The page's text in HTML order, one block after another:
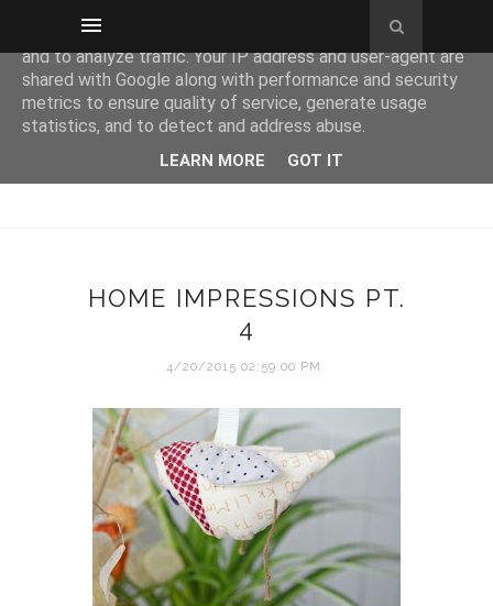
HOME IMPRESSIONS PT.
4
4/20/2015 02:59:00 PM
This site uses cookies from Google to deliver its services
and to analyze traffic. Your IP address and user-agent are
shared with Google along with performance and security
metrics to ensure quality of service, generate usage
statistics, and to detect and address abuse.
LEARN MORE GOT IT